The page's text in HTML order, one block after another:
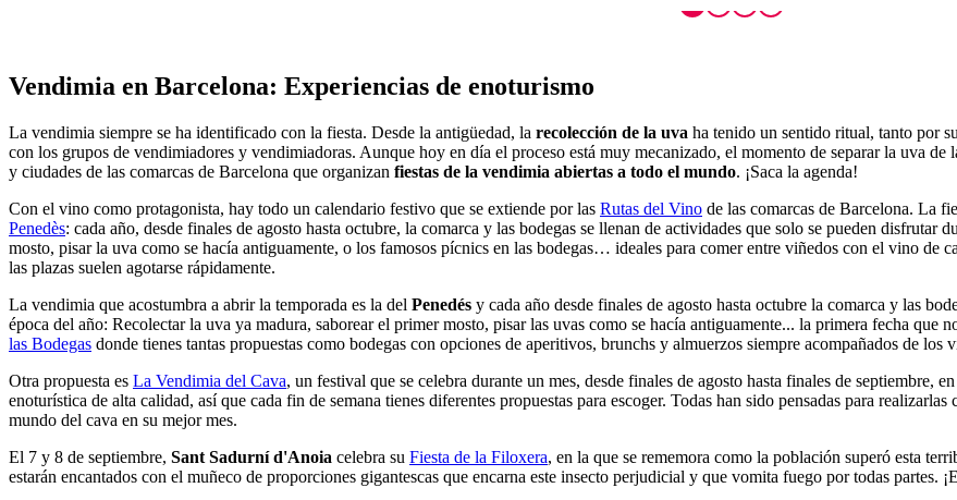
Vendimia en Barcelona: Experiencias de enoturismo
La vendimia siempre se ha identificado con la fiesta. Desde la antigüedad, la
ha tenido un sentido ritual, tanto por
con los grupos de vendimiadores y vendimiadoras. Aunque hoy en día el proceso está muy mecanizado, el momento de separar la uva de
y ciudades de las comarcas de Barcelona que organizanfiestas de la vendimia abiertas a todo el mundo. ¡Saca la agenda!
Con el vino como protagonista, hay todo un calendario festivo que se extiende por las
Rutas del Vino de las comarcas de Barcelona. La
Penedès
: cada año, desde finales de agosto hasta octubre, la comarca y las bodegas se llenan de actividades que solo se pueden disfrutar
mosto, pisar la uva como se hacía antiguamente, o los famosos pícnics en las bodegas… ideales para comer entre viñedos con el vino de
las plazas suelen agotarse rápidamente.
La vendimia que acostumbra a abrir la temporada es la del
Penedés
y cada año desde finales de agosto hasta octubre la comarca y las
época del año: Recolectar la uva ya madura, saborear el primer mosto, pisar las uvas como se hacía antiguamente... la primera fecha que
las Bodegas donde tienes tantas propuestas como bodegas con opciones de aperitivos, brunchs y almuerzos siempre acompañados de los
La Vendimia del Cava
enoturística de alta calidad, así que cada fin de semana tienes diferentes propuestas para escoger. Todas han sido pensadas para
mundo del cava en su mejor mes.